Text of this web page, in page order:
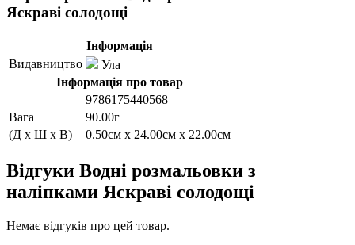
Яскраві солодощі
Інформація
Видавництво
Ула
Інформація про товар
9786175440568
Вага
90.00г
(Д x Ш x В)
0.50см x 24.00см x 22.00см
Відгуки Водні розмальовки з
наліпками Яскраві солодощі
Немає відгуків про цей товар.